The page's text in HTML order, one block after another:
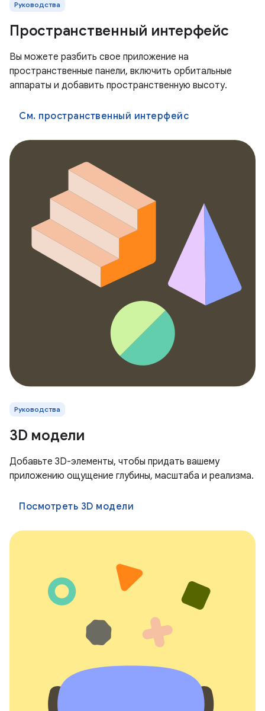
Руководства
Пространственный интерфейс
Вы можете разбить свое приложение на
пространственные панели, включить орбитальные
аппараты и добавить пространственную высоту.
См. пространственный интерфейс
Руководства
3D модели
Добавьте 3D-элементы, чтобы придать вашему
приложению ощущение глубины, масштаба и реализма.
Посмотреть 3D модели